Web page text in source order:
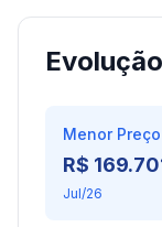
Menor Preço
R$
Jul/26